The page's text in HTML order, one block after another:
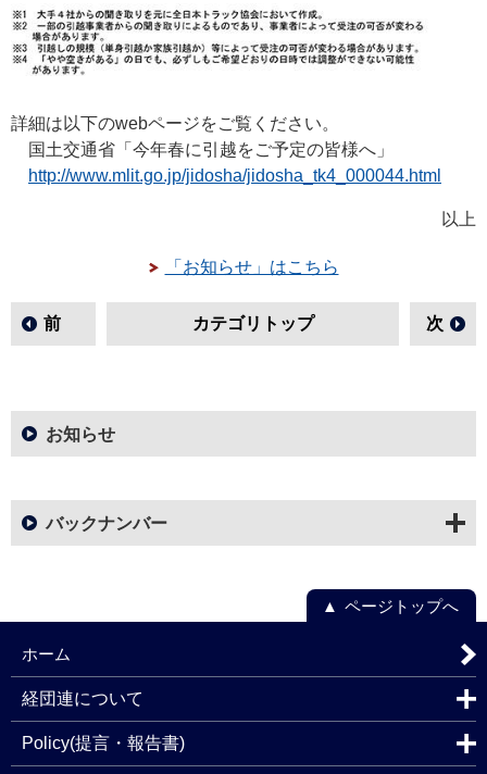
詳細は以下のwebページをご覧ください。
国土交通省「今年春に引越をご予定の皆様へ」
http://www.mlit.go.jp/jidosha/jidosha_tk4_000044.html
以上
「お知らせ」はこちら
前 カテゴリトップ 次
お知らせ
バックナンバー
ページトップへ
ホーム
経団連について
Policy(提言・報告書)